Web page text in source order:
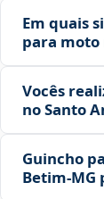
Em quais
para moto
Vocês
no Santo
Guincho